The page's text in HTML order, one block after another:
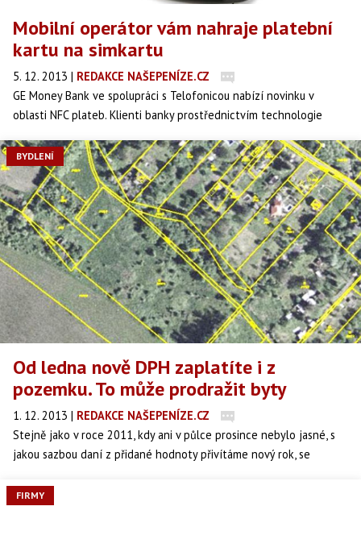
Mobilní operátor vám nahraje platební
kartu na simkartu
5. 12. 2013 | REDAKCE NAŠEPENÍZE.CZ
GE Money Bank ve spolupráci s Telofonicou nabízí novinku v
oblasti NFC plateb. Klienti banky prostřednictvím technologie
na své simkartě až tři platební karty.
BYDLENÍ
Od ledna nově DPH zaplatíte i z
pozemku. To může prodražit byty
1. 12. 2013 | REDAKCE NAŠEPENÍZE.CZ
Stejně jako v roce 2011, kdy ani v půlce prosince nebylo jasné, s
jakou sazbou daní z přidané hodnoty přivítáme nový rok, se
vzroste z nuly na 21 procent. Hlasovat o tomto zákonném
FIRMY